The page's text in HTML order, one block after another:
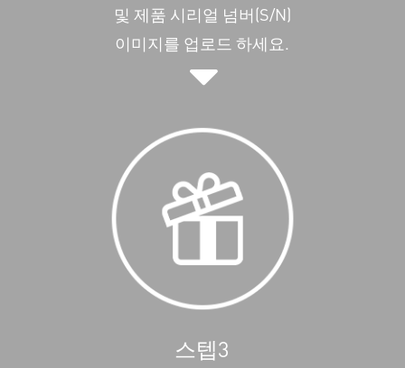
및 제품 시리얼 넘버(S/N)
이미지를 업로드 하세요.
스텝3